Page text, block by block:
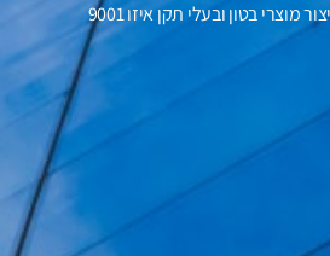
בטון ובעלי תקן איזו 9001